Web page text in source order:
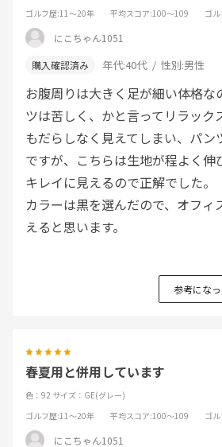
ゴルフ歴:11～20年 平均スコア:100～109 ゴ
にこちゃん1051
年代:40代 性別:男性
お腹周りは大きく足が細い体格な
ツは苦しく、かと言ってリラック
もだらしなく見えてしまい、パン
ですが、こちらは生地が程よく伸
キレイに見えるので正解でした。
カラーは黒を選んだので、オフィ
えると思います。
参考にな
春夏用と併用しています
色：92 サイズ：GE(グレー)
ゴルフ歴:11～20年 平均スコア:100～109 ゴ
にこちゃん1051